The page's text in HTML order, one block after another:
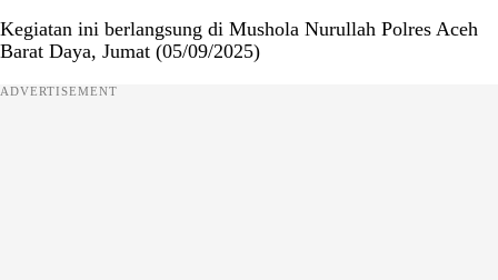
Kegiatan ini berlangsung di Mushola Nurullah Polres Aceh
Barat Daya, Jumat (05/09/2025)
ADVERTISEMENT